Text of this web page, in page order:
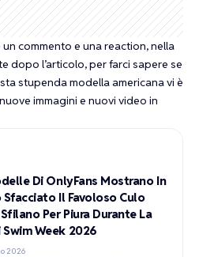
commento e una reaction, nella
dopo l’articolo, per farci sapere se
stupenda modella americana vi è
immagini e nuovi video in
Di OnlyFans Mostrano In
Sfacciato Il Favoloso Culo
Per Piura Durante La
Swim Week 2026
2026